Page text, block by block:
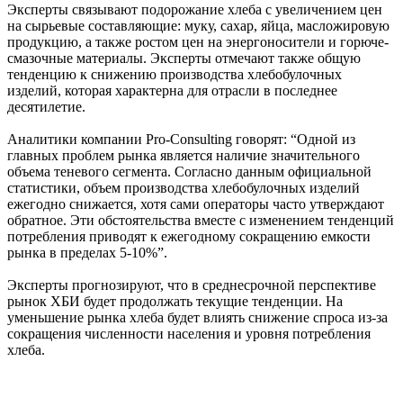
Эксперты связывают подорожание хлеба с увеличением цен
на сырьевые составляющие: муку, сахар, яйца, масложировую
продукцию, а также ростом цен на энергоносители и горюче-
смазочные материалы. Эксперты отмечают также общую
тенденцию к снижению производства хлебобулочных
изделий, которая характерна для отрасли в последнее
десятилетие.
Аналитики компании Pro-Consulting говорят: “Одной из
главных проблем рынка является наличие значительного
объема теневого сегмента. Согласно данным официальной
статистики, объем производства хлебобулочных изделий
ежегодно снижается, хотя сами операторы часто утверждают
обратное. Эти обстоятельства вместе с изменением тенденций
потребления приводят к ежегодному сокращению емкости
рынка в пределах 5-10%”.
Эксперты прогнозируют, что в среднесрочной перспективе
рынок ХБИ будет продолжать текущие тенденции. На
уменьшение рынка хлеба будет влиять снижение спроса из-за
сокращения численности населения и уровня потребления
хлеба.